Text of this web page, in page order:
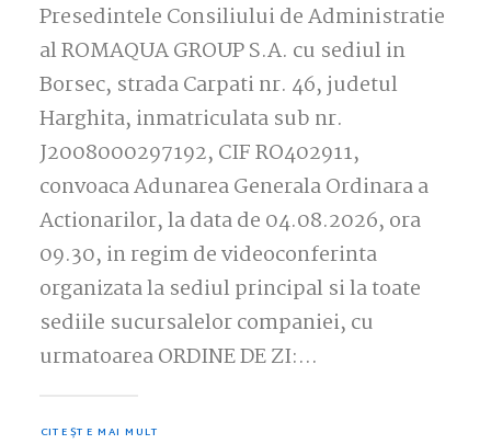
Presedintele Consiliului de Administratie
al ROMAQUA GROUP S.A. cu sediul in
Borsec, strada Carpati nr. 46, judetul
Harghita, inmatriculata sub nr.
J2008000297192, CIF RO402911,
convoaca Adunarea Generala Ordinara a
Actionarilor, la data de 04.08.2026, ora
09.30, in regim de videoconferinta
organizata la sediul principal si la toate
sediile sucursalelor companiei, cu
urmatoarea ORDINE DE ZI:…
CITEȘTE MAI MULT